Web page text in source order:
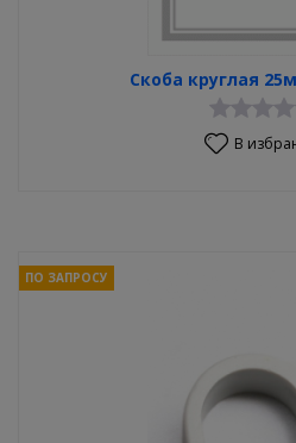
Скоба круглая
В
ПО ЗАПРОСУ